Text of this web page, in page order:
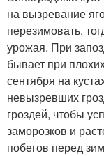
на вызревание
перезимовать,
урожая. При
бывает при
сентября на
невызревших
гроздей, чтобы
заморозков и
побегов перед